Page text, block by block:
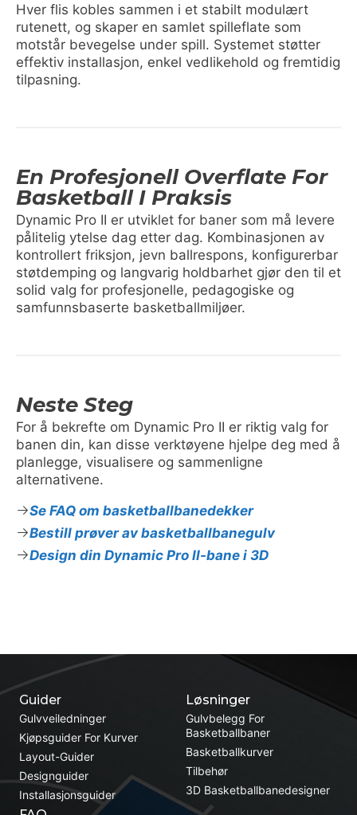
Hver flis kobles sammen i et stabilt modulært
rutenett, og skaper en samlet spilleflate som
motstår bevegelse under spill. Systemet støtter
effektiv installasjon, enkel vedlikehold og fremtidig
tilpasning.
En Profesjonell Overflate For
Basketball I Praksis
Dynamic Pro II er utviklet for baner som må levere
pålitelig ytelse dag etter dag. Kombinasjonen av
kontrollert friksjon, jevn ballrespons, konfigurerbar
støtdemping og langvarig holdbarhet gjør den til et
solid valg for profesjonelle, pedagogiske og
samfunnsbaserte basketballmiljøer.
Neste Steg
For å bekrefte om Dynamic Pro II er riktig valg for
banen din, kan disse verktøyene hjelpe deg med å
planlegge, visualisere og sammenligne
alternativene.
Se FAQ om basketballbanedekker
Bestill prøver av basketballbanegulv
Design din Dynamic Pro II-bane i 3D
Løsninger
Gulvbelegg For
Basketballbaner
Basketballkurver
Tilbehør
3D Basketballbanedesigner
Guider
Gulvveiledninger
Kjøpsguider For Kurver
Layout-Guider
Designguider
Installasjonsguider